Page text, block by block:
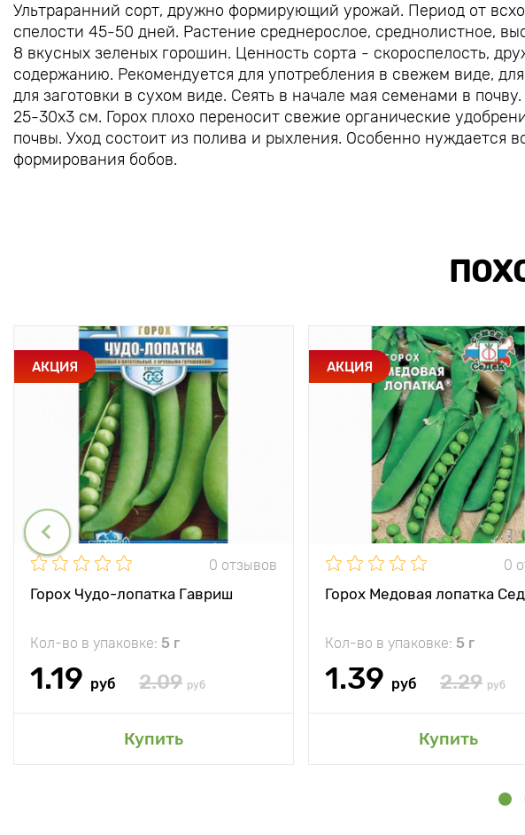
Ультраранний сорт, дружно формирующий урожай. Период от
спелости 45-50 дней. Растение среднерослое, среднолистное,
8 вкусных зеленых горошин. Ценность сорта - скороспелость,
содержанию. Рекомендуется для употребления в свежем виде,
для заготовки в сухом виде. Сеять в начале мая семенами в
25-30х3 см. Горох плохо переносит свежие органические
почвы. Уход состоит из полива и рыхления. Особенно нуждается
формирования бобов.
АКЦИЯ
0 отзывов
Горох Чудо-лопатка Гавриш
Кол-во в упаковке: 5 г
1.19 руб 2.09 руб
Купить
АКЦИЯ
0
Горох Медовая лопатка
Кол-во в упаковке: 5 г
1.39 руб 2.29 руб
Купить